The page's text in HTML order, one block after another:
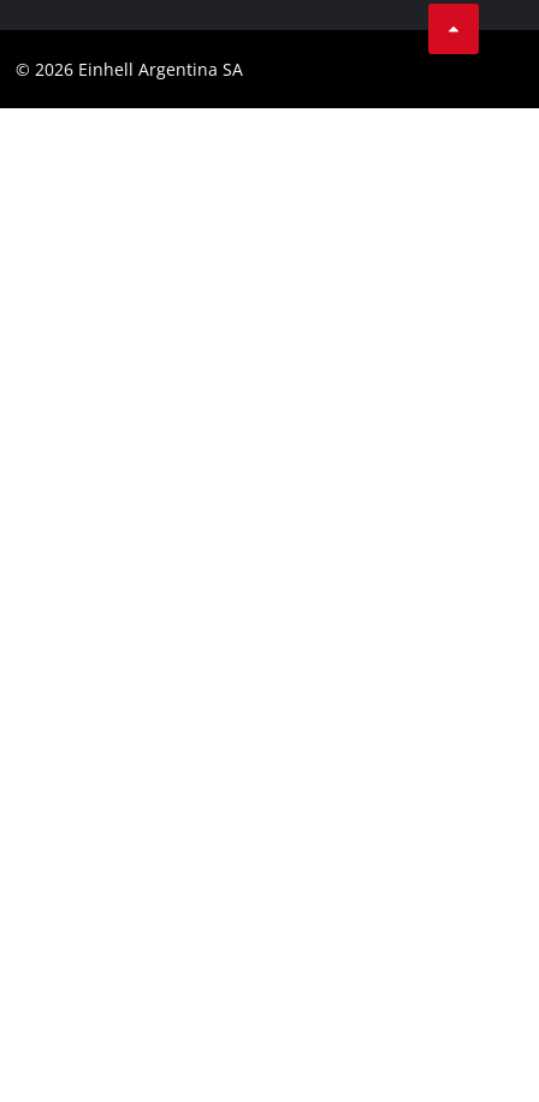
Cumplimiento
Instagram
© 2026 Einhell Argentina SA